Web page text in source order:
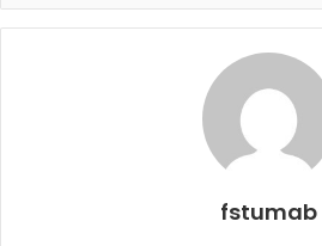
fstumab